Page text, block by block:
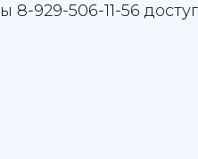
929-506-11-56